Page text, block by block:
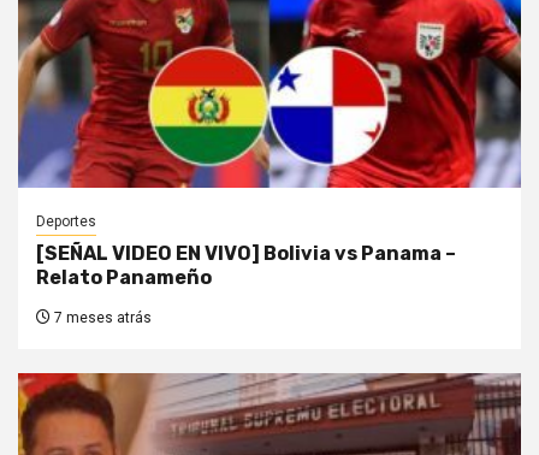
Deportes
[SEÑAL VIDEO EN VIVO] Bolivia vs Panama –
Relato Panameño
7 meses atrás